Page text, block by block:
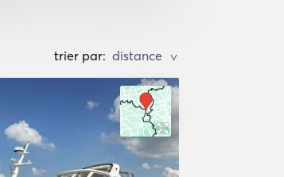
trier par: >